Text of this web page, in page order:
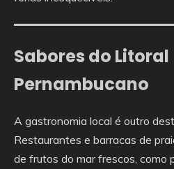
Sabores do Litoral
Pernambucano
A gastronomia local é outro
Restaurantes e barracas de
de frutos do mar frescos, como